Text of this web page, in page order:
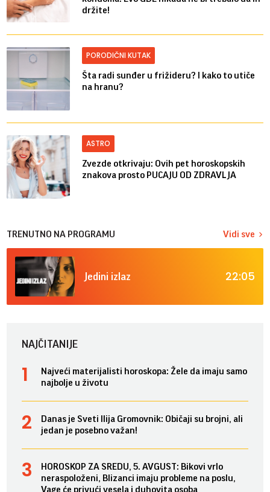
držite!
PORODIČNI KUTAK
Šta radi sunđer u frižideru? I kako to utiče
na hranu?
ASTRO
Zvezde otkrivaju: Ovih pet horoskopskih
znakova prosto PUCAJU OD ZDRAVLJA
TRENUTNO NA PROGRAMU Vidi sve
Jedini izlaz 22:05
NAJČITANIJE
Najveći materijalisti horoskopa: Žele da imaju samo
najbolje u životu
Danas je Sveti Ilija Gromovnik: Običaji su brojni, ali
jedan je posebno važan!
HOROSKOP ZA SREDU, 5. AVGUST: Bikovi vrlo
neraspoloženi, Blizanci imaju probleme na poslu,
Vage će privući vesela i duhovita osoba